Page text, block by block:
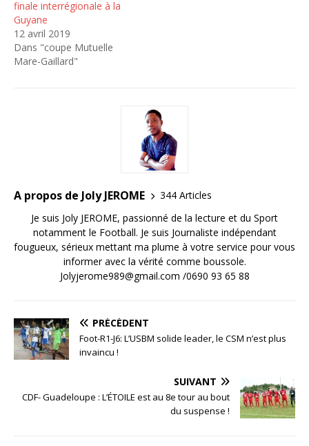
finale interrégionale à la
Guyane
12 avril 2019
Dans "coupe Mutuelle
Mare-Gaillard"
A propos de Joly JEROME
344 Articles
Je suis Joly JEROME, passionné de la lecture et du Sport
notamment le Football. Je suis Journaliste indépendant
fougueux, sérieux mettant ma plume à votre service pour vous
informer avec la vérité comme boussole.
Jolyjerome989@gmail.com /0690 93 65 88
PRÉCÉDENT
Foot-R1-J6: L’USBM solide leader, le CSM n’est plus
invaincu !
SUIVANT
CDF- Guadeloupe : L’ÉTOILE est au 8e tour au bout
du suspense !